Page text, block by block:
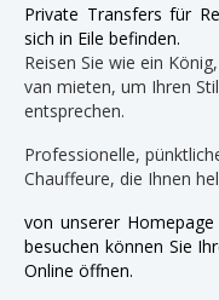
Private Transfers für
sich in Eile befinden.
Reisen Sie wie ein
van mieten, um Ihren
entsprechen.
Professionelle,
Chauffeure, die Ihnen
von unserer
besuchen können Sie
Online öffnen.